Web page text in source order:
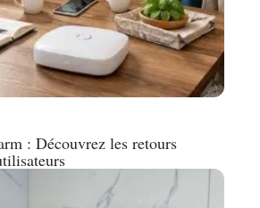
: Découvrez les retours